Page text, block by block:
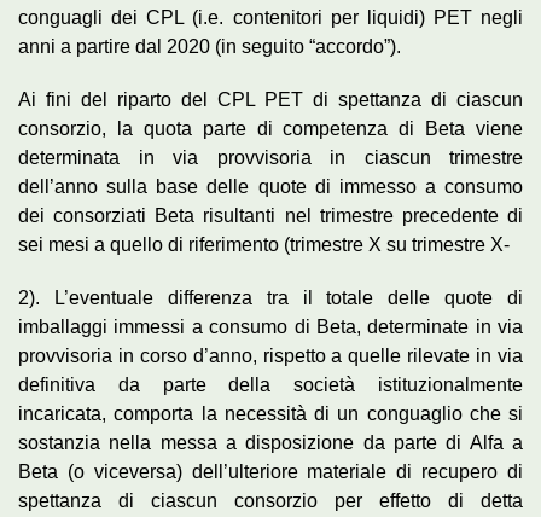
conguagli dei CPL (i.e. contenitori per liquidi) PET negli
anni a partire dal 2020 (in seguito “accordo”).
Ai fini del riparto del CPL PET di spettanza di ciascun
consorzio, la quota parte di competenza di Beta viene
determinata in via provvisoria in ciascun trimestre
dell’anno sulla base delle quote di immesso a consumo
dei consorziati Beta risultanti nel trimestre precedente di
sei mesi a quello di riferimento (trimestre X su trimestre X-
2). L’eventuale differenza tra il totale delle quote di
imballaggi immessi a consumo di Beta, determinate in via
provvisoria in corso d’anno, rispetto a quelle rilevate in via
definitiva da parte della società istituzionalmente
incaricata, comporta la necessità di un conguaglio che si
sostanzia nella messa a disposizione da parte di Alfa a
Beta (o viceversa) dell’ulteriore materiale di recupero di
spettanza di ciascun consorzio per effetto di detta